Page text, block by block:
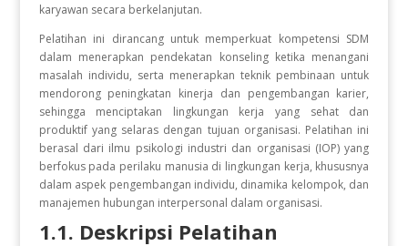
karyawan secara berkelanjutan.
Pelatihan ini dirancang untuk memperkuat kompetensi SDM
dalam menerapkan pendekatan konseling ketika menangani
masalah individu, serta menerapkan teknik pembinaan untuk
mendorong peningkatan kinerja dan pengembangan karier,
sehingga menciptakan lingkungan kerja yang sehat dan
produktif yang selaras dengan tujuan organisasi. Pelatihan ini
berasal dari ilmu psikologi industri dan organisasi (IOP) yang
berfokus pada perilaku manusia di lingkungan kerja, khususnya
dalam aspek pengembangan individu, dinamika kelompok, dan
manajemen hubungan interpersonal dalam organisasi.
1.1. Deskripsi Pelatihan